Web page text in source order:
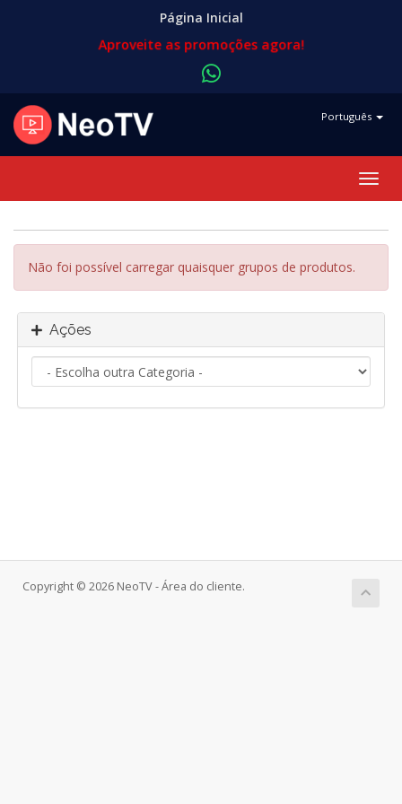
Página Inicial
Aproveite as promoções agora!
Português
Não foi possível carregar quaisquer grupos de produtos.
Ações
Copyright © 2026 NeoTV - Área do cliente.